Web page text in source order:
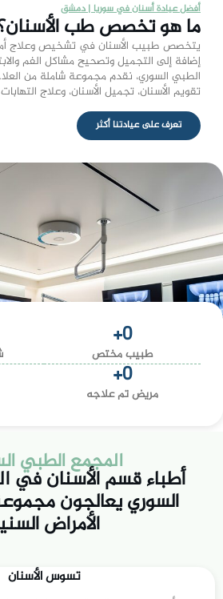
أفضل عيادة أسنان في سوريا | دمشق
ما هو تخصص طب
يتخصص طبيب الأسنان في تشخيص وعلاج
إضافة إلى التجميل وتصحيح مشاكل الفم
الطبي السوري، نقدم مجموعة شاملة من
تقويم الأسنان، تجميل الأسنان، وعلاج التهابات
تعرف على عيادتنا أكثر
طبيب مختص​
0
+
مريض تم علاجه​
0
+
المجمع الطبي
أطباء قسم الأسنان في
السوري يعالجون
الأمراض
تسوس الأسنان